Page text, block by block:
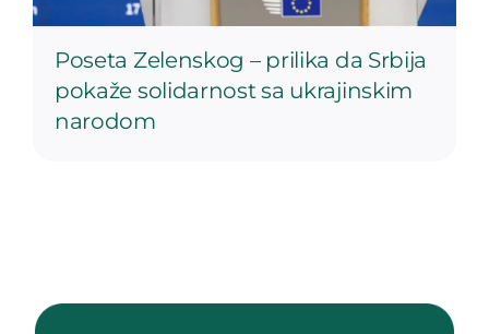
Poseta Zelenskog – prilika da Srbija
pokaže solidarnost sa ukrajinskim
narodom